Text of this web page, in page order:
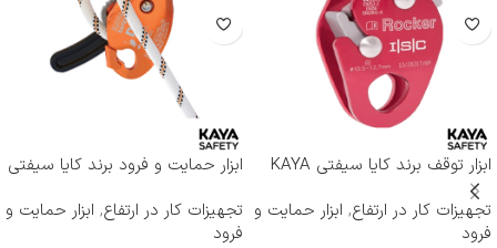
ابزار توقف برند کایا سیفتی KAYA
SAFETY مدل RP-500 ROCKER
تجهیزات کار در ارتفاع, ابزار حمایت و
فرود
ابزار حمایت و فرود برند کایا سیفتی
تجهیزات کار در ارتفاع, ابزار حمایت و
فرود